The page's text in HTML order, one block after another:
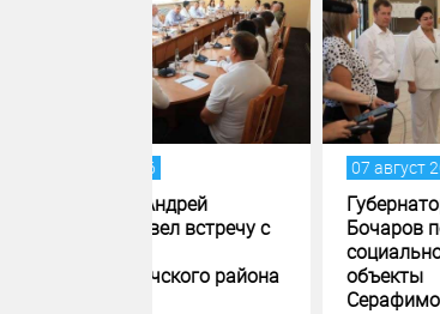
Губернатор Андрей
Бочаров посетил
социально значимые
объекты
Серафимовичского района